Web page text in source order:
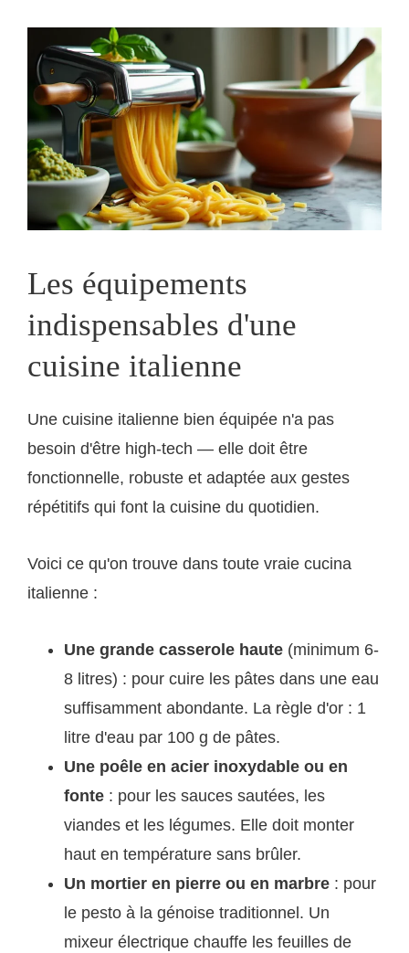
Les équipements
indispensables d'une
cuisine italienne
Une cuisine italienne bien équipée n'a pas
besoin d'être high-tech — elle doit être
fonctionnelle, robuste et adaptée aux gestes
répétitifs qui font la cuisine du quotidien.
Voici ce qu'on trouve dans toute vraie cucina
italienne :
Une grande casserole haute (minimum 6-
8 litres) : pour cuire les pâtes dans une eau
suffisamment abondante. La règle d'or : 1
litre d'eau par 100 g de pâtes.
Une poêle en acier inoxydable ou en
fonte : pour les sauces sautées, les
viandes et les légumes. Elle doit monter
haut en température sans brûler.
Un mortier en pierre ou en marbre : pour
le pesto à la génoise traditionnel. Un
mixeur électrique chauffe les feuilles de